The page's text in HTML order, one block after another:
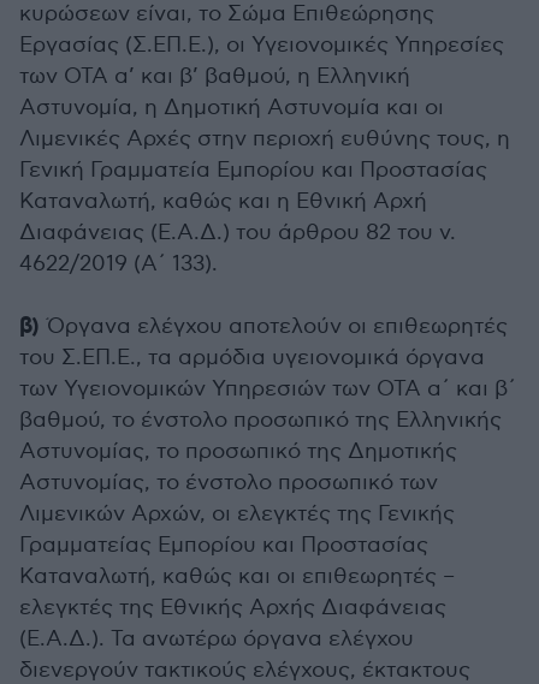
κυρώσεων είναι, το Σώμα Επιθεώρησης
Εργασίας (Σ.ΕΠ.Ε.), οι Υγειονομικές Υπηρεσίες
των ΟΤΑ α’ και β’ βαθμού, η Ελληνική
Αστυνομία, η Δημοτική Αστυνομία και οι
Λιμενικές Αρχές στην περιοχή ευθύνης τους, η
Γενική Γραμματεία Εμπορίου και Προστασίας
Καταναλωτή, καθώς και η Εθνική Αρχή
Διαφάνειας (Ε.Α.Δ.) του άρθρου 82 του ν.
4622/2019 (Α΄ 133).
β) Όργανα ελέγχου αποτελούν οι επιθεωρητές
του Σ.ΕΠ.Ε., τα αρμόδια υγειονομικά όργανα
των Υγειονομικών Υπηρεσιών των ΟΤΑ α΄ και β΄
βαθμού, το ένστολο προσωπικό της Ελληνικής
Αστυνομίας, το προσωπικό της Δημοτικής
Αστυνομίας, το ένστολο προσωπικό των
Λιμενικών Αρχών, οι ελεγκτές της Γενικής
Γραμματείας Εμπορίου και Προστασίας
Καταναλωτή, καθώς και οι επιθεωρητές –
ελεγκτές της Εθνικής Αρχής Διαφάνειας
(Ε.Α.Δ.). Τα ανωτέρω όργανα ελέγχου
διενεργούν τακτικούς ελέγχους, έκτακτους